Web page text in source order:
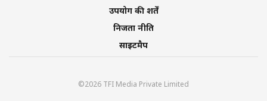
उपयोग की शर्तें
निजता नीति
साइटमैप
©2026 TFI Media Private Limited